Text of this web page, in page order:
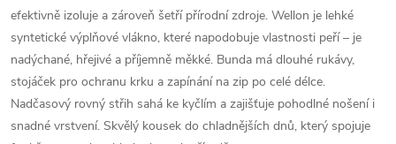
efektivně izoluje a zároveň šetří přírodní zdroje. Wellon je lehké
syntetické výplňové vlákno, které napodobuje vlastnosti peří – je
nadýchané, hřejivé a příjemně měkké. Bunda má dlouhé rukávy,
stojáček pro ochranu krku a zapínání na zip po celé délce.
Nadčasový rovný střih sahá ke kyčlím a zajišťuje pohodlné nošení i
snadné vrstvení. Skvělý kousek do chladnějších dnů, který spojuje